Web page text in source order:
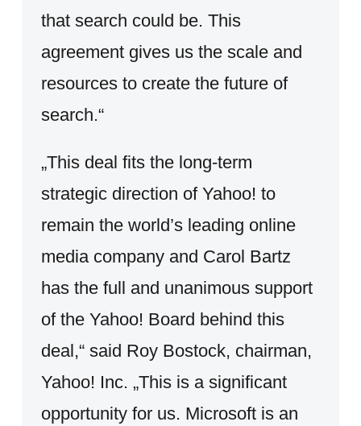
that search could be. This
agreement gives us the scale and
resources to create the future of
search.“
„This deal fits the long-term
strategic direction of Yahoo! to
remain the world’s leading online
media company and Carol Bartz
has the full and unanimous support
of the Yahoo! Board behind this
deal,“ said Roy Bostock, chairman,
Yahoo! Inc. „This is a significant
opportunity for us. Microsoft is an